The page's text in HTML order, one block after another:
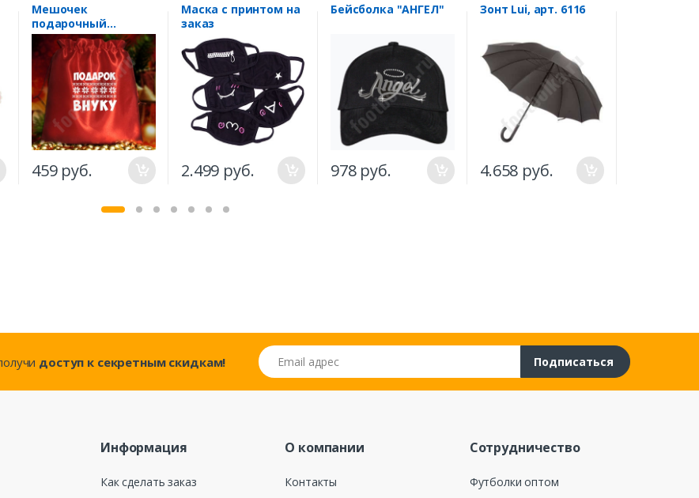
Мешочек
подарочный
"Подарок внуку"
459 руб.
Маска с принтом на
заказ
2.499 руб.
Бейсболка "АНГЕЛ"
978 руб.
Зонт Lui, арт. 6116
4.658 руб.
доступ к секретным скидкам!
Email адрес
Подписаться
Информация
Как сделать заказ
О компании
Контакты
Сотрудничество
Футболки оптом